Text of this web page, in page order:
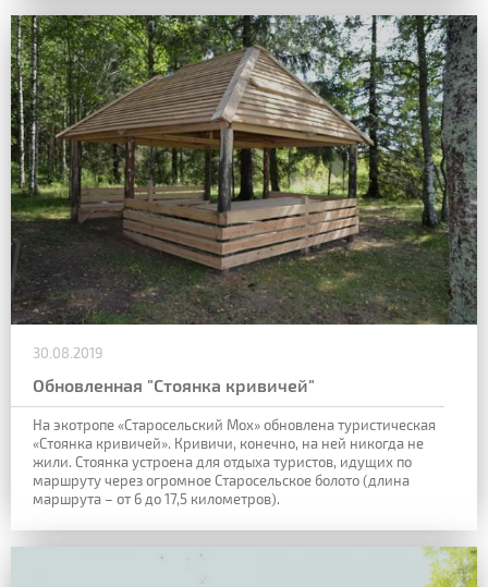
30.08.2019
Обновленная "Стоянка кривичей"
На экотропе «Старосельский Мох» обновлена туристическая
«Стоянка кривичей». Кривичи, конечно, на ней никогда не
жили. Стоянка устроена для отдыха туристов, идущих по
маршруту через огромное Старосельское болото (длина
маршрута – от 6 до 17,5 километров).